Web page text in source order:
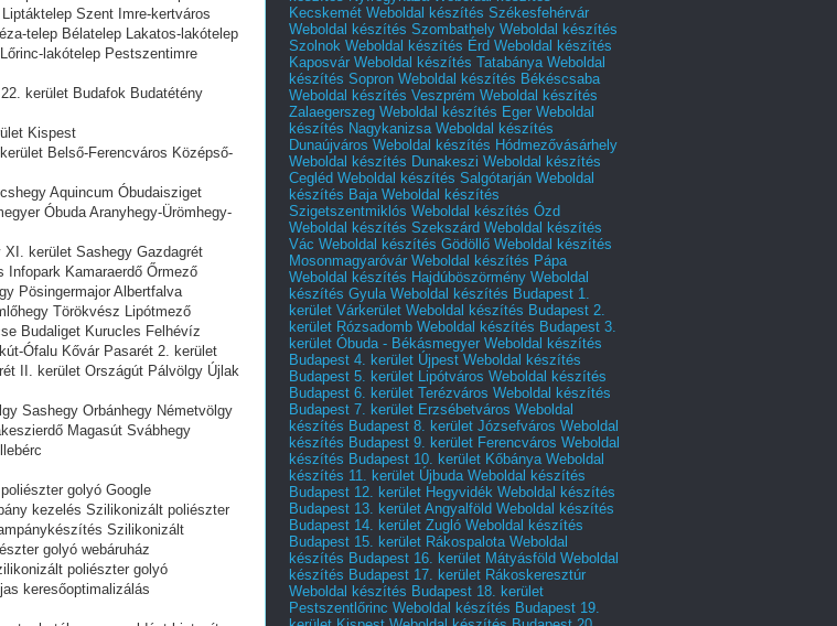
Szent Imre-kertváros
telep Bélatelep Lakatos-lakótelep
lakótelep Pestszentimre
kerület Budafok Budatétény
Kispest
Belső-Ferencváros Középső-
Aquincum Óbudaisziget
Óbuda Aranyhegy-Ürömhegy-
kerület Sashegy Gazdagrét
Infopark Kamaraerdő Őrmező
Pösingermajor Albertfalva
Törökvész Lipótmező
Budaliget Kurucles Felhévíz
Ófalu Kővár Pasarét 2. kerület
II. kerület Országút Pálvölgy Újlak
Sashegy Orbánhegy Németvölgy
Magasút Svábhegy
golyó Google
kezelés Szilikonizált poliészter
Szilikonizált
golyó webáruház
poliészter golyó
keresőoptimalizálás
Kecskemét Weboldal készítés Székesfehérvár
Weboldal készítés Szombathely Weboldal készítés
Szolnok Weboldal készítés Érd Weboldal készítés
Kaposvár Weboldal készítés Tatabánya Weboldal
készítés Sopron Weboldal készítés Békéscsaba
Weboldal készítés Veszprém Weboldal készítés
Zalaegerszeg Weboldal készítés Eger Weboldal
készítés Nagykanizsa Weboldal készítés
Dunaújváros Weboldal készítés Hódmezővásárhely
Weboldal készítés Dunakeszi Weboldal készítés
Cegléd Weboldal készítés Salgótarján Weboldal
készítés Baja Weboldal készítés
Szigetszentmiklós Weboldal készítés Ózd
Weboldal készítés Szekszárd Weboldal készítés
Vác Weboldal készítés Gödöllő Weboldal készítés
Mosonmagyaróvár Weboldal készítés Pápa
Weboldal készítés Hajdúböszörmény Weboldal
készítés Gyula Weboldal készítés Budapest 1.
kerület Várkerület Weboldal készítés Budapest 2.
kerület Rózsadomb Weboldal készítés Budapest 3.
kerület Óbuda - Békásmegyer Weboldal készítés
Budapest 4. kerület Újpest Weboldal készítés
Budapest 5. kerület Lipótváros Weboldal készítés
Budapest 6. kerület Terézváros Weboldal készítés
Budapest 7. kerület Erzsébetváros Weboldal
készítés Budapest 8. kerület Józsefváros Weboldal
készítés Budapest 9. kerület Ferencváros Weboldal
készítés Budapest 10. kerület Kőbánya Weboldal
készítés 11. kerület Újbuda Weboldal készítés
Budapest 12. kerület Hegyvidék Weboldal készítés
Budapest 13. kerület Angyalföld Weboldal készítés
Budapest 14. kerület Zugló Weboldal készítés
Budapest 15. kerület Rákospalota Weboldal
készítés Budapest 16. kerület Mátyásföld Weboldal
készítés Budapest 17. kerület Rákoskeresztúr
Weboldal készítés Budapest 18. kerület
Pestszentlőrinc Weboldal készítés Budapest 19.